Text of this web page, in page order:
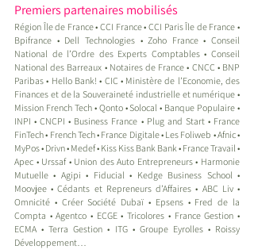
Premiers partenaires mobilisés
Région Île de France • CCI France • CCI Paris Île de France •
Bpifrance • Dell Technologies • Zoho France • Conseil
National de l’Ordre des Experts Comptables • Conseil
National des Barreaux • Notaires de France • CNCC • BNP
Paribas • Hello Bank! • CIC • Ministère de l’Economie, des
Finances et de la Souveraineté industrielle et numérique •
Mission French Tech • Qonto • Solocal • Banque Populaire •
INPI • CNCPI • Business France • Plug and Start • France
FinTech • French Tech • France Digitale • Les Foliweb • Afnic •
MyPos • Drivn • Medef • Kiss Kiss Bank Bank • France Travail •
Apec • Urssaf • Union des Auto Entrepreneurs • Harmonie
Mutuelle • Agipi • Fiducial • Kedge Business School •
Moovjee • Cédants et Repreneurs d’Affaires • ABC Liv •
Omnicité • Créer Société Dubaï • Epsens • Fred de la
Compta • Agentco • ECGE • Tricolores • France Gestion •
ECMA • Terra Gestion • ITG • Groupe Eyrolles • Roissy
Développement…